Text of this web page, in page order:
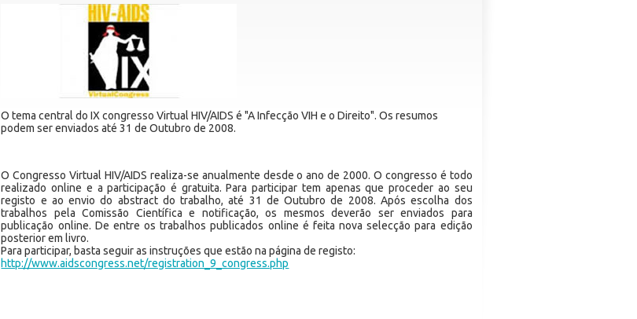
O tema central do IX congresso Virtual HIV/AIDS é "A Infecção VIH e o Direito". Os resumos
podem ser enviados até 31 de Outubro de 2008.
O Congresso Virtual HIV/AIDS realiza-se anualmente desde o ano de 2000. O congresso é todo
realizado online e a participação é gratuita. Para participar tem apenas que proceder ao seu
registo e ao envio do abstract do trabalho, até 31 de Outubro de 2008. Após escolha dos
trabalhos pela Comissão Científica e notificação, os mesmos deverão ser enviados para
publicação online. De entre os trabalhos publicados online é feita nova selecção para edição
posterior em livro.
Para participar, basta seguir as instruções que estão na página de registo:
http://www.aidscongress.net/registration_9_congress.php